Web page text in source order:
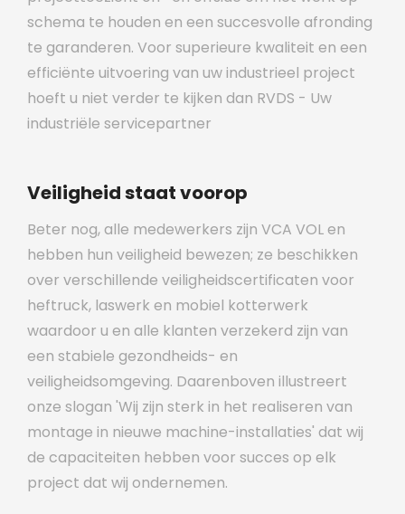
schema te houden en een succesvolle afronding
te garanderen. Voor superieure kwaliteit en een
efficiënte uitvoering van uw industrieel project
hoeft u niet verder te kijken dan RVDS - Uw
industriële servicepartner
Veiligheid staat voorop
Beter nog, alle medewerkers zijn VCA VOL en
hebben hun veiligheid bewezen; ze beschikken
over verschillende veiligheidscertificaten voor
heftruck, laswerk en mobiel kotterwerk
waardoor u en alle klanten verzekerd zijn van
een stabiele gezondheids- en
veiligheidsomgeving. Daarenboven illustreert
onze slogan 'Wij zijn sterk in het realiseren van
montage in nieuwe machine-installaties' dat wij
de capaciteiten hebben voor succes op elk
project dat wij ondernemen.